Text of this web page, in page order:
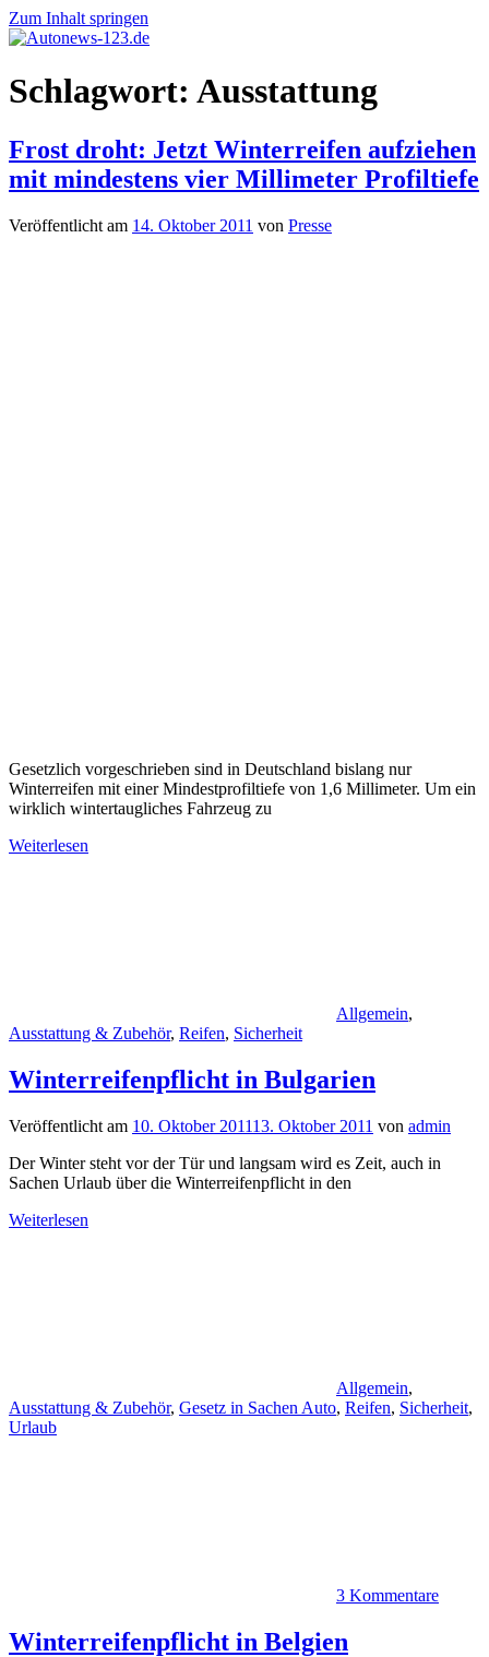
Zum Inhalt springen
Autonews-
123.de
Autonews
mit
Schlagwort: Ausstattung
Frost droht: Jetzt Winterreifen aufziehen
mit mindestens vier Millimeter Profiltiefe
Veröffentlicht am 14. Oktober 2011 von Presse
Gesetzlich vorgeschrieben sind in Deutschland bislang nur
Winterreifen mit einer Mindestprofiltiefe von 1,6 Millimeter. Um ein
wirklich wintertaugliches Fahrzeug zu
Weiterlesen
Allgemein,
Ausstattung & Zubehör, Reifen, Sicherheit
Winterreifenpflicht in Bulgarien
Veröffentlicht am 10. Oktober 201113. Oktober 2011 von admin
Der Winter steht vor der Tür und langsam wird es Zeit, auch in
Sachen Urlaub über die Winterreifenpflicht in den
Weiterlesen
Allgemein,
Ausstattung & Zubehör, Gesetz in Sachen Auto, Reifen, Sicherheit,
Urlaub
3 Kommentare
Winterreifenpflicht in Belgien